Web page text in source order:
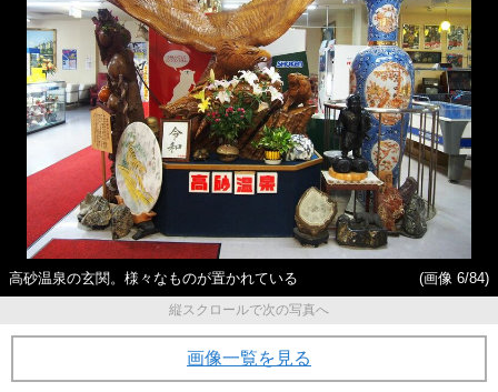
高砂温泉の玄関。様々なものが置かれている
(画像 6/84)
縦スクロールで次の写真へ
画像一覧を見る